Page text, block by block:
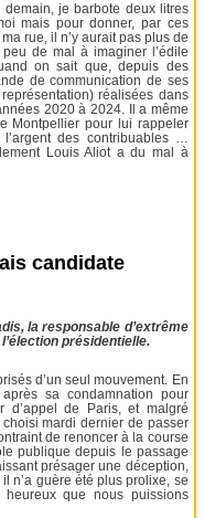
je barbote deux litres
mais pour donner, par ces
rue, il n’y aurait pas plus de
de mal à imaginer l’édile
on sait que, depuis des
de communication de ses
réalisées dans
2020 à 2024. Il a même
Montpellier pour lui rappeler
l’argent des contribuables …
Louis Aliot a du mal à
candidate
la responsable d’extrême
présidentielle.
d’un seul mouvement. En
sa condamnation pour
d’appel de Paris, et malgré
mardi dernier de passer
de renoncer à la course
publique depuis le passage
présager une déception,
n’a guère été plus prolixe, se
que nous puissions